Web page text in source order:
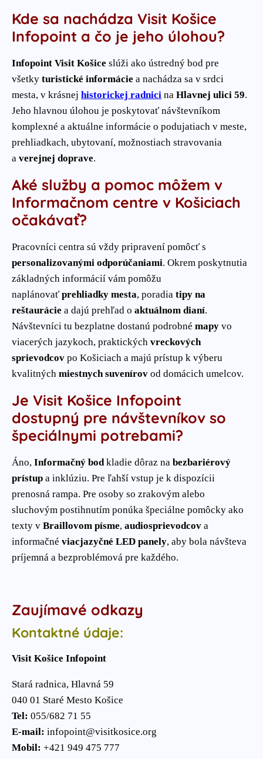
Kde sa nachádza Visit Košice
Infopoint a čo je jeho úlohou?
Infopoint Visit Košice slúži ako ústredný bod pre
všetky turistické informácie a nachádza sa v srdci
mesta, v krásnej historickej radnici na Hlavnej ulici 59.
Jeho hlavnou úlohou je poskytovať návštevníkom
komplexné a aktuálne informácie o podujatiach v meste,
prehliadkach, ubytovaní, možnostiach stravovania
a verejnej doprave.
Aké služby a pomoc môžem v
Informačnom centre v Košiciach
očakávať?
Pracovníci centra sú vždy pripravení pomôcť s
personalizovanými odporúčaniami. Okrem poskytnutia
základných informácií vám pomôžu
naplánovať prehliadky mesta, poradia tipy na
reštaurácie a dajú prehľad o aktuálnom dianí.
Návštevníci tu bezplatne dostanú podrobné mapy vo
viacerých jazykoch, praktických vreckových
sprievodcov po Košiciach a majú prístup k výberu
kvalitných miestnych suvenírov od domácich umelcov.
Je Visit Košice Infopoint
dostupný pre návštevníkov so
špeciálnymi potrebami?
Áno, Informačný bodkladie dôraz na bezbariérový
prístup a inklúziu. Pre ľahší vstup je k dispozícii
prenosná rampa. Pre osoby so zrakovým alebo
sluchovým postihnutím ponúka špeciálne pomôcky ako
texty v Braillovom písme, audiosprievodcov a
informačné viacjazyčné LED panely, aby bola návšteva
príjemná a bezproblémová pre každého.
Zaujímavé odkazy
Kontaktné údaje:
Visit Košice Infopoint
Stará radnica, Hlavná 59
040 01 Staré Mesto Košice
Tel: 055/682 71 55
E-mail: infopoint@visitkosice.org
Mobil: +421 949 475 777